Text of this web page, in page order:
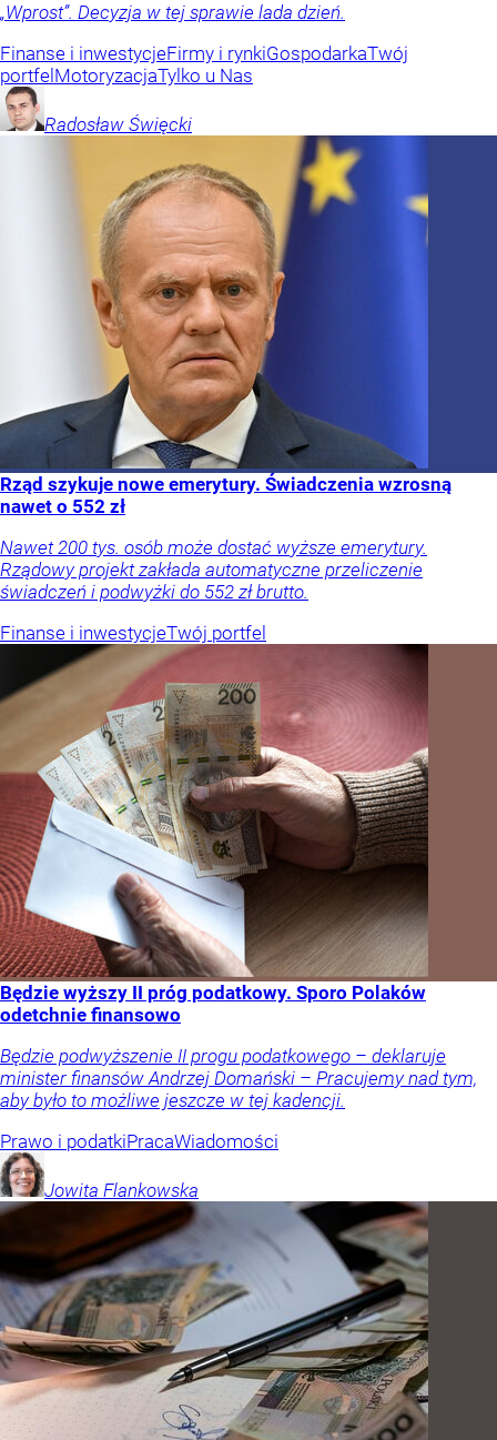
„Wprost”. Decyzja w tej sprawie lada dzień.
Finanse i inwestycjeFirmy i rynkiGospodarkaTwój
portfel MotoryzacjaTylko u Nas
Radosław Święcki
Rząd szykuje nowe emerytury. Świadczenia wzrosną
nawet o 552 zł
Nawet 200 tys. osób może dostać wyższe emerytury.
Rządowy projekt zakłada automatyczne przeliczenie
świadczeń i podwyżki do 552 zł brutto.
Finanse i inwestycjeTwój portfel
Będzie wyższy II próg podatkowy. Sporo Polaków
odetchnie finansowo
Będzie podwyższenie II progu podatkowego – deklaruje
minister finansów Andrzej Domański – Pracujemy nad tym,
aby było to możliwe jeszcze w tej kadencji.
Prawo i podatkiPracaWiadomości
Jowita Flankowska